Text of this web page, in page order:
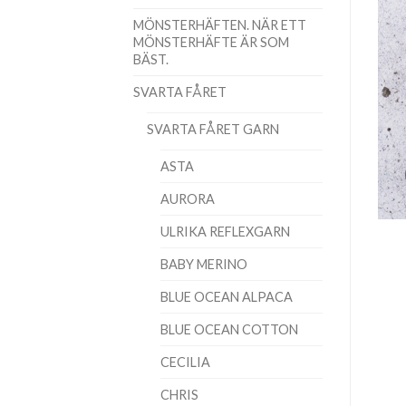
MÖNSTERHÄFTEN. NÄR ETT
MÖNSTERHÄFTE ÄR SOM
BÄST.
SVARTA FÅRET
SVARTA FÅRET GARN
ASTA
AURORA
ULRIKA REFLEXGARN
BABY MERINO
BLUE OCEAN ALPACA
BLUE OCEAN COTTON
CECILIA
CHRIS